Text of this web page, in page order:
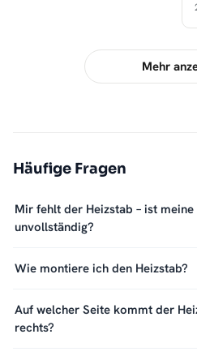
Mehr
Häufige Fragen
Mir fehlt der Heizstab – ist
unvollständig?
Wie montiere ich den Heizstab?
Auf welcher Seite kommt der
rechts?